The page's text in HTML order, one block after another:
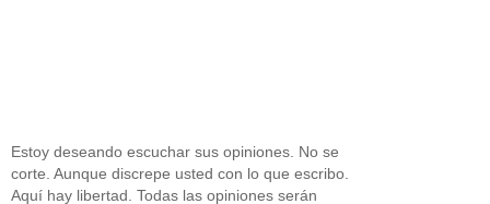
Estoy deseando escuchar sus opiniones. No se
corte. Aunque discrepe usted con lo que escribo.
Aquí hay libertad. Todas las opiniones serán